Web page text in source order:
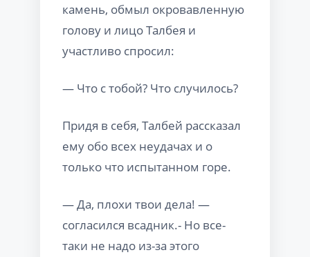
камень, обмыл окровавленную
голову и лицо Талбея и
участливо спросил:
— Что с тобой? Что случилось?
Придя в себя, Талбей рассказал
ему обо всех неудачах и о
только что испытанном горе.
— Да, плохи твои дела! —
согласился всадник.- Но все-
таки не надо из-за этого